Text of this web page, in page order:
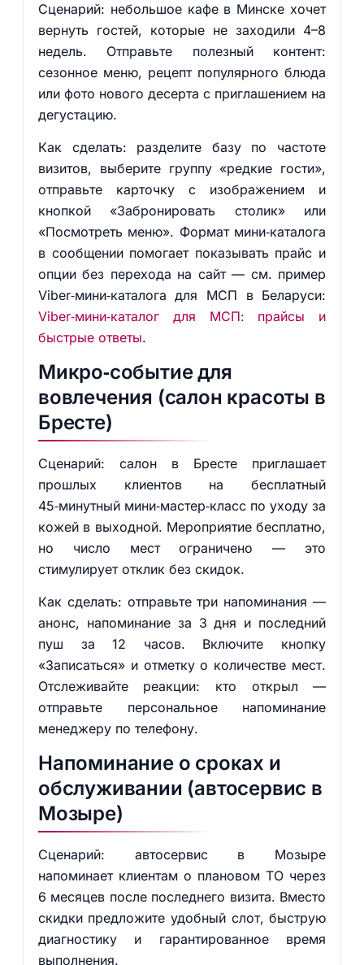
Сценарий: небольшое кафе в Минске хочет
вернуть гостей, которые не заходили 4–8
недель. Отправьте полезный контент:
сезонное меню, рецепт популярного блюда
или фото нового десерта с приглашением на
дегустацию.
Как сделать: разделите базу по частоте
визитов, выберите группу «редкие гости»,
отправьте карточку с изображением и
кнопкой «Забронировать столик» или
«Посмотреть меню». Формат мини‑каталога
в сообщении помогает показывать прайс и
опции без перехода на сайт — см. пример
Viber‑мини‑каталога для МСП в Беларуси:
Viber‑мини‑каталог для МСП: прайсы и
быстрые ответы.
Микро‑событие для
вовлечения (салон красоты в
Бресте)
Сценарий: салон в Бресте приглашает
прошлых клиентов на бесплатный
45‑минутный мини‑мастер‑класс по уходу за
кожей в выходной. Мероприятие бесплатно,
но число мест ограничено — это
стимулирует отклик без скидок.
Как сделать: отправьте три напоминания —
анонс, напоминание за 3 дня и последний
пуш за 12 часов. Включите кнопку
«Записаться» и отметку о количестве мест.
Отслеживайте реакции: кто открыл —
отправьте персональное напоминание
менеджеру по телефону.
Напоминание о сроках и
обслуживании (автосервис в
Мозыре)
Сценарий: автосервис в Мозыре
напоминает клиентам о плановом ТО через
6 месяцев после последнего визита. Вместо
скидки предложите удобный слот, быструю
диагностику и гарантированное время
выполнения.